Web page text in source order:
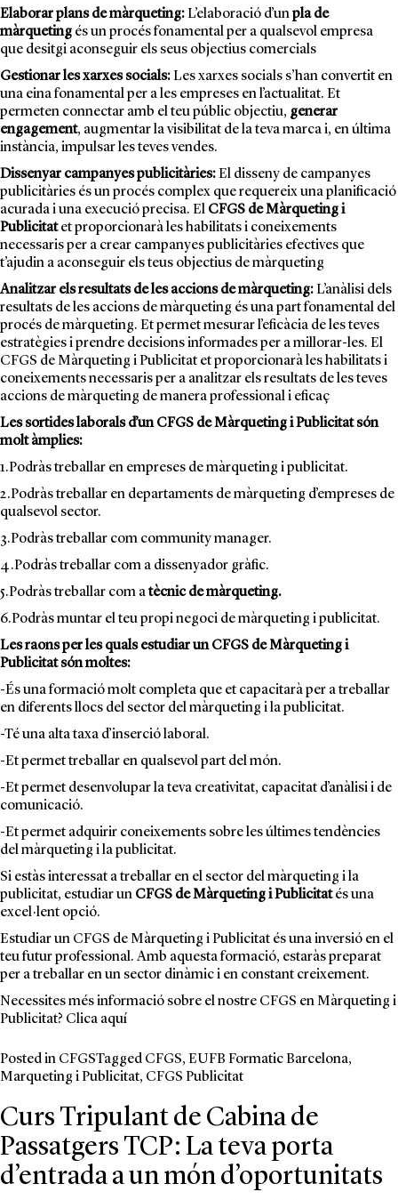
Elaborar plans de màrqueting:L’elaboració d’unpla de
màrqueting és un procés fonamental per a qualsevol empresa
que desitgi aconseguir els seus objectius comercials
Gestionar les xarxes socials:Les xarxes socials s’han convertit en
una eina fonamental per a les empreses en l’actualitat. Et
permeten connectar amb el teu públic objectiu, generar
engagement, augmentar la visibilitat de la teva marca i, en última
instància, impulsar les teves vendes.
Dissenyar campanyes publicitàries:El disseny de campanyes
publicitàries és un procés complex que requereix una planificació
acurada i una execució precisa. El CFGS de Màrqueting i
Publicitatet proporcionarà les habilitats i coneixements
necessaris per a crear campanyes publicitàries efectives que
t’ajudin a aconseguir els teus objectius de màrqueting
Analitzar els resultats de les accions de màrqueting:L’anàlisi dels
resultats de les accions de màrqueting és una part fonamental del
procés de màrqueting. Et permet mesurar l’eficàcia de les teves
estratègies i prendre decisions informades per a millorar-les. El
CFGS de Màrqueting i Publicitat et proporcionarà les habilitats i
coneixements necessaris per a analitzar els resultats de les teves
accions de màrqueting de manera professional i eficaç
Les sortides laborals d’un CFGS de Màrqueting i Publicitat són
molt àmplies:
1.Podràs treballar en empreses de màrqueting i publicitat.
2.Podràs treballar en departaments de màrqueting d’empreses de
qualsevol sector.
3.Podràs treballar com community manager.
4.Podràs treballar com a dissenyador gràfic.
5.Podràs treballar com atècnic de màrqueting.
6.Podràs muntar el teu propi negoci de màrqueting i publicitat.
Les raons per les quals estudiar un CFGS de Màrqueting i
Publicitat són moltes:
-És una formació molt completa que et capacitarà per a treballar
en diferents llocs del sector del màrqueting i la publicitat.
-Té una alta taxa d’inserció laboral.
-Et permet treballar en qualsevol part del món.
-Et permet desenvolupar la teva creativitat, capacitat d’anàlisi i de
comunicació.
-Et permet adquirir coneixements sobre les últimes tendències
del màrqueting i la publicitat.
Si estàs interessat a treballar en el sector del màrqueting i la
publicitat, estudiar un CFGS de Màrqueting i Publicitatés una
excel·lent opció.
Estudiar un CFGS de Màrqueting i Publicitat és una inversió en el
teu futur professional. Amb aquesta formació, estaràs preparat
per a treballar en un sector dinàmic i en constant creixement.
Necessites més informació sobre el nostre CFGS en Màrqueting i
Publicitat? Clica aquí
Posted in CFGSTagged CFGS, EUFB Formatic Barcelona,
Marqueting i Publicitat, CFGS Publicitat
Curs Tripulant de Cabina de
Passatgers TCP: La teva porta
d’entrada a un món d’oportunitats